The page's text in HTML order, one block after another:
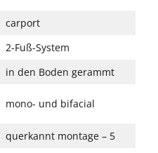
carport
2-Fuß-System
in den Boden gerammt
mono- und bifacial
querkannt montage – 5